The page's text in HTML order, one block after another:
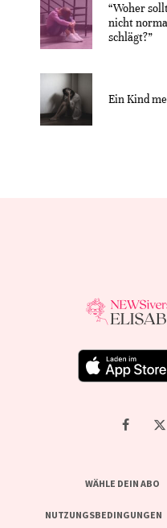
“Woher
nicht
schlägt?”
Ein Kind
WÄHLE DEIN ABO
NUTZUNGSBEDINGUNGEN